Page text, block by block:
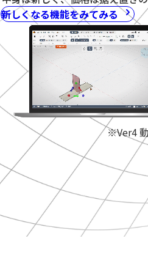
新しくなる機能をみてみる
※Ver4